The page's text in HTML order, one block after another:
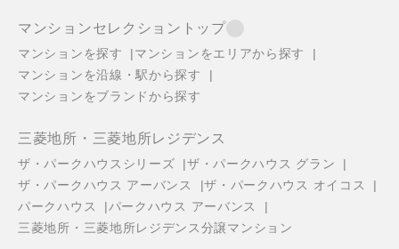
マンションセレクショントップ
マンションを探す
マンションをエリアから探す
マンションを沿線・駅から探す
マンションをブランドから探す
三菱地所・三菱地所レジデンス
ザ・パークハウスシリーズ
ザ・パークハウス グラン
ザ・パークハウス アーバンス
ザ・パークハウス オイコス
パークハウス
パークハウス アーバンス
三菱地所・三菱地所レジデンス分譲マンション